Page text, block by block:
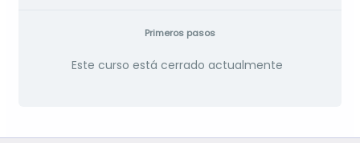
Primeros pasos
Este curso está cerrado actualmente